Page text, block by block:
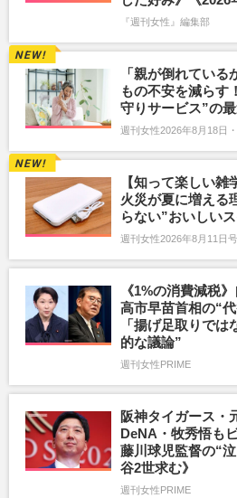
『週刊女性』編集部
「親が倒れてい
もの不安を減らす
守りサービス”の
週刊女性2026年8月18日
【知って楽しい
火災が夏に増える
らない”おいしい
週刊女性2026年8月11日号
《1%の消費減税
高市早苗首相の“
「揚げ足取りで
的な議論”
週刊女性PRIME
阪神タイガース・
DeNA・牧秀悟も
藤川球児監督の“
谷2世求む》
週刊女性PRIME